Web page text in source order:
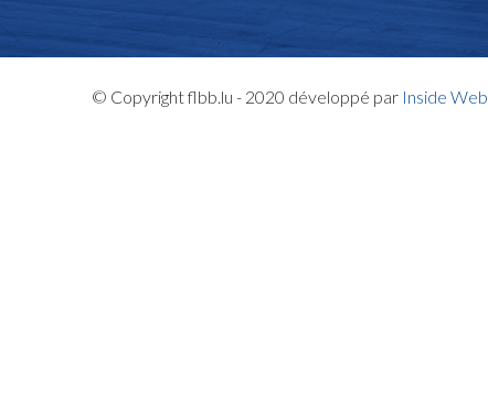
© Copyright flbb.lu - 2020 développé par Inside Web